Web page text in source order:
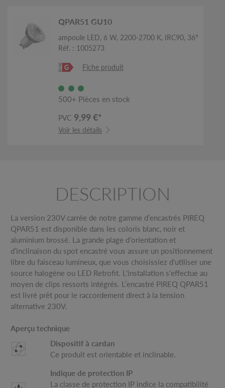
QPAR51 GU10
ampoule LED, 6 W, 2200-2700 K, IRC90, 36°
Réf. : 1005273
Fiche produit
500+ Pièces en stock
PVC 9,99 €*
Voir les détails
DESCRIPTION
La version 230V carrée de notre gamme d’encastrés PIREQ
QPAR51 est disponible dans les coloris blanc, noir et
aluminium brossé. La grande plage d’orientation et
d’inclinaison du spot encastré vous assure un positionnement
libre du faisceau lumineux, que vous choisissiez d'utiliser une
source halogène ou LED Retrofit. L'installation s'effectue au
moyen de clips ressorts intégrés. L’encastré PIREQ QPAR51
est livré prêt pour le raccordement direct à la tension
alternative 230V.
Aperçu technique
Dispositif à cardan
Ce produit est orientable et inclinable.
Indique de protection IP
La classe de protection IP indice la compatibilité